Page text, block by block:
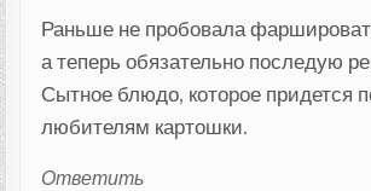
Раньше не пробовала
а теперь обязательно последую
Сытное блюдо, которое придется
любителям картошки.
Ответить